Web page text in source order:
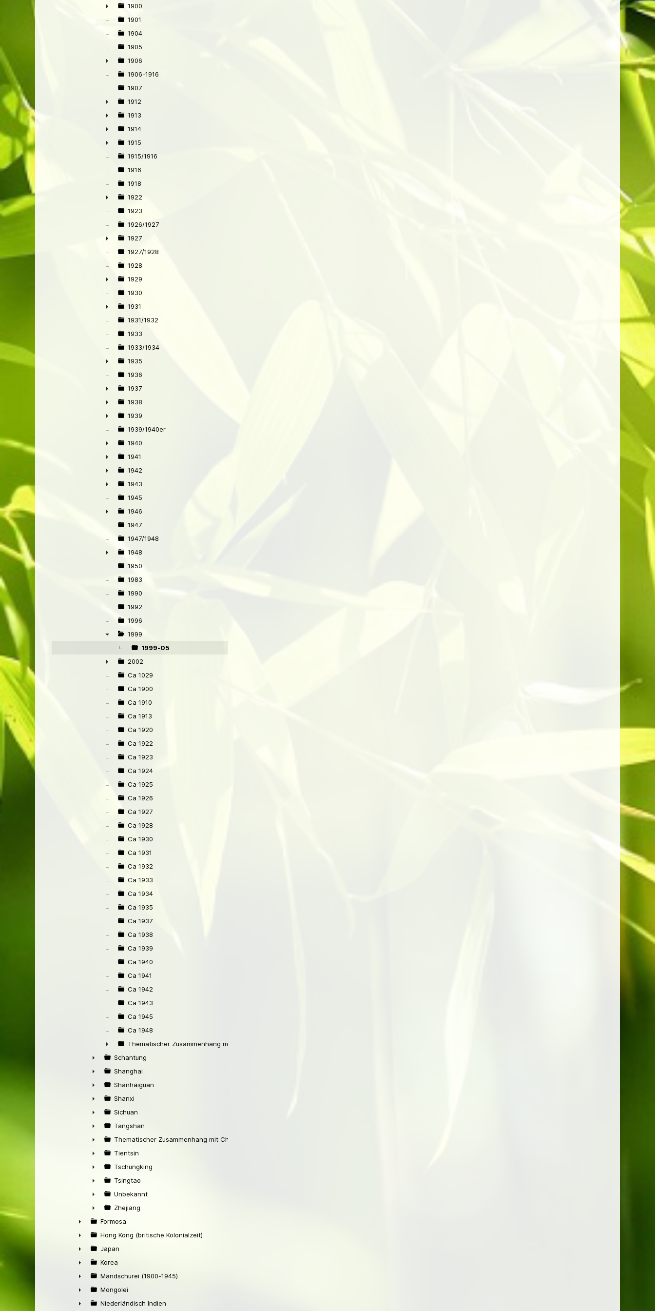
►
1900
1901
1904
1905
►
1906
1906-1916
1907
►
1912
►
1913
►
1914
►
1915
1915/1916
1916
1918
►
1922
1923
1926/1927
►
1927
1927/1928
1928
►
1929
1930
►
1931
1931/1932
1933
1933/1934
►
1935
1936
►
1937
►
1938
►
1939
1939/1940er
►
1940
►
1941
►
1942
►
1943
1945
►
1946
1947
1947/1948
►
1948
1950
1983
1990
1992
1996
1999
1999-05
►
2002
Ca 1029
Ca 1900
Ca 1910
Ca 1913
Ca 1920
Ca 1922
Ca 1923
Ca 1924
Ca 1925
Ca 1926
Ca 1927
Ca 1928
Ca 1930
Ca 1931
Ca 1932
Ca 1933
Ca 1934
Ca 1935
Ca 1937
Ca 1938
Ca 1939
Ca 1940
Ca 1941
Ca 1942
Ca 1943
Ca 1945
Ca 1948
►
Thematischer Zusammenhang mit Peking
►
Schantung
►
Shanghai
►
Shanhaiguan
►
Shanxi
►
Sichuan
►
Tangshan
►
Thematischer Zusammenhang mit China
►
Tientsin
►
Tschungking
►
Tsingtao
►
Unbekannt
►
Zhejiang
►
Formosa
►
Hong Kong (britische Kolonialzeit)
►
Japan
►
Korea
►
Mandschurei (1900-1945)
►
Mongolei
Niederländisch Indien